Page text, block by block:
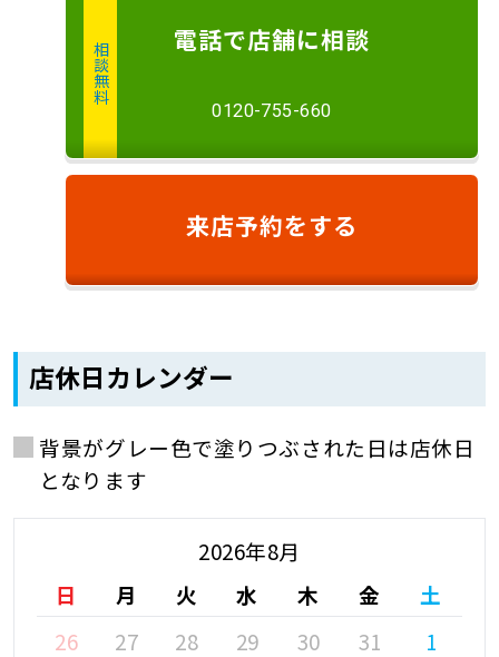
相談無料
電話で店舗に相談
0120-755-660
来店予約をする
店休日カレンダー
背景がグレー色で塗りつぶされた日は店休日
となります
2026年8月
日
月 火 水 木 金
土
26
27 28 29 30 31
1